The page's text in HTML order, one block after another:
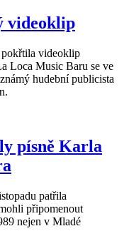
videoklip
videoklip
Loca Music Baru se ve
hudební publicista
písně Karla
patřila
připomenout
nejen v Mladé